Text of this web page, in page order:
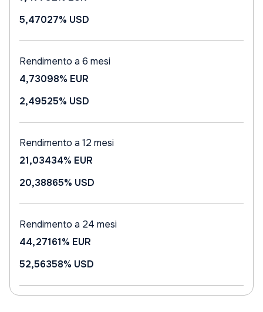
5,47027% USD
Rendimento a 6 mesi
4,73098% EUR
2,49525% USD
Rendimento a 12 mesi
21,03434% EUR
20,38865% USD
Rendimento a 24 mesi
44,27161% EUR
52,56358% USD